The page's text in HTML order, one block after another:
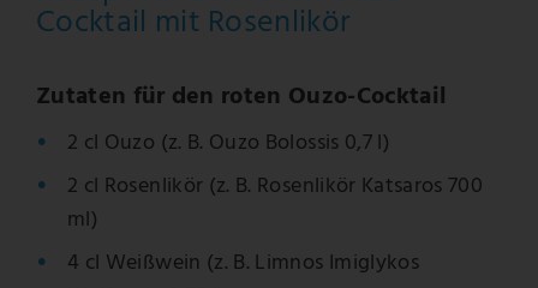
Cocktail mit Rosenlikör
Zutaten für den roten Ouzo-Cocktail
2 cl Ouzo (z. B. Ouzo Bolossis 0,7 l)
2 cl Rosenlikör (z. B. Rosenlikör Katsaros 700
ml)
4 cl Weißwein (z. B. Limnos Imiglykos